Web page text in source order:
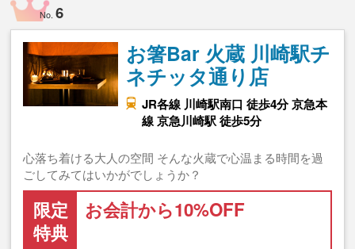
No.6
お箸Bar 火蔵 川崎駅チ
ネチッタ通り店
JR各線 川崎駅南口 徒歩4分 京急本
線 京急川崎駅 徒歩5分
心落ち着ける大人の空間 そんな火蔵で心温まる時間を過
ごしてみてはいかがでしょうか？
限定
特典
お会計から10%OFF